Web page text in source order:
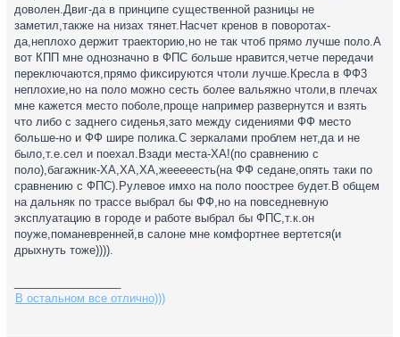
доволен.Двиг-да в принципе существенной разницы не
заметил,также на низах тянет.Насчет кренов в поворотах-
да,неплохо держит траекторию,но не так чтоб прямо лучше поло.А
вот КПП мне однозначно в ФПС больше нравится,четче передачи
переключаются,прямо фиксируются чтоли лучше.Кресла в ФФ3
неплохие,но на поло можно сесть более вальяжно чтоли,в плечах
мне кажется место поболе,проще например развернутся и взять
что либо с заднего сиденья,зато между сидениями ФФ место
больше-но и ФФ шире полика.С зеркалами проблем нет,да и не
было,т.е.сел и поехал.Взади места-ХА!(по сравнению с
поло),багажник-ХА,ХА,ХА,жееееесть(на ФФ седане,опять таки по
сравнению с ФПС).Рулевое имхо на поло поострее будет.В общем
на дальняк по трассе выбрал бы ФФ,но на повседневную
эксплуатацию в городе и работе выбрал бы ФПС,т.к.он
поуже,поманевренней,в салоне мне комфортнее вертется(и
дрыхнуть тоже)))).
В остальном все отлично)))